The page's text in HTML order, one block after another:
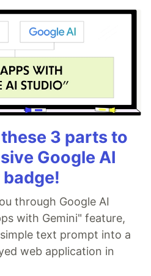
3 parts to
Google AI
through Google AI
with Gemini" feature,
text prompt into a
web application in